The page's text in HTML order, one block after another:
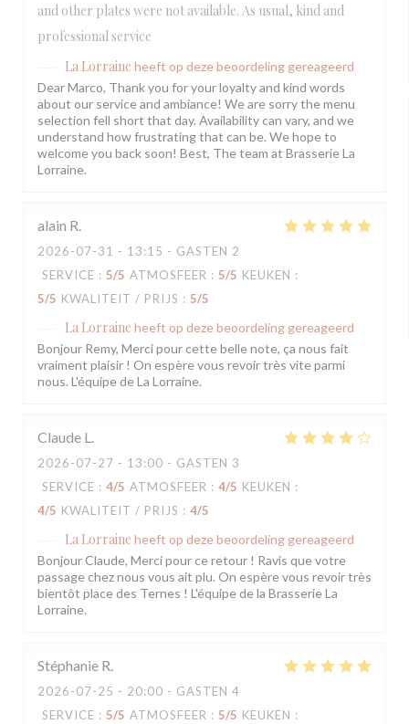
and other plates were not available. As usual, kind and
professional service
La Lorraine heeft op deze beoordeling gereageerd
Dear Marco, Thank you for your loyalty and kind words
about our service and ambiance! We are sorry the menu
selection fell short that day. Availability can vary, and we
understand how frustrating that can be. We hope to
welcome you back soon! Best, The team at Brasserie La
Lorraine.
alain R
2026-07-31 - 13:15 - GASTEN 2
SERVICE : 5/5 ATMOSFEER : 5/5 KEUKEN :
5/5 KWALITEIT / PRIJS : 5/5
La Lorraine heeft op deze beoordeling gereageerd
Bonjour Remy, Merci pour cette belle note, ça nous fait
vraiment plaisir ! On espère vous revoir très vite parmi
nous. L'équipe de La Lorraine.
Claude L
2026-07-27 - 13:00 - GASTEN 3
SERVICE : 4/5 ATMOSFEER : 4/5 KEUKEN :
4/5 KWALITEIT / PRIJS : 4/5
La Lorraine heeft op deze beoordeling gereageerd
Bonjour Claude, Merci pour ce retour ! Ravis que votre
passage chez nous vous ait plu. On espère vous revoir très
bientôt place des Ternes ! L'équipe de la Brasserie La
Lorraine.
Stéphanie R
2026-07-25 - 20:00 - GASTEN 4
SERVICE : 5/5 ATMOSFEER : 5/5 KEUKEN :